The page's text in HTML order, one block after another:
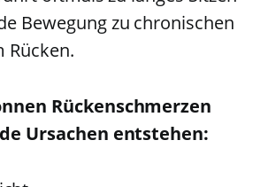
Bewegung zu chronischen
Rücken.
Rückenschmerzen
Ursachen entstehen: